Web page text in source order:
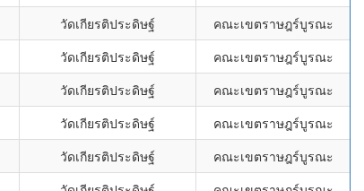
วัดเกียรติประดิษฐ์
คณะเขตราษฎร์บูรณะ
วัดเกียรติประดิษฐ์
คณะเขตราษฎร์บูรณะ
วัดเกียรติประดิษฐ์
คณะเขตราษฎร์บูรณะ
วัดเกียรติประดิษฐ์
คณะเขตราษฎร์บูรณะ
วัดเกียรติประดิษฐ์
คณะเขตราษฎร์บูรณะ